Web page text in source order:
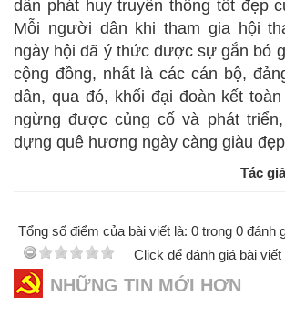
dân phát huy truyền thống tốt đẹp
Mỗi người dân khi tham gia hội
ngày hội đã ý thức được sự gắn bó
cộng đồng, nhất là các cán bộ,
dân, qua đó, khối đại đoàn kết
ngừng được củng cố và phát
dựng quê hương ngày càng giàu
Tác
Tổng số điểm của bài viết là: 0 trong 0 đánh
Click để đánh giá bài viết
NHỮNG TIN MỚI HƠN